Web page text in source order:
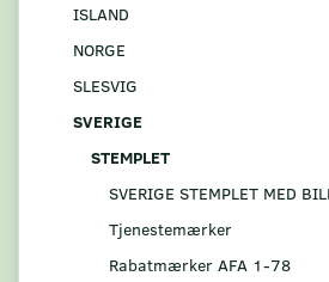
ISLAND
NORGE
SLESVIG
SVERIGE
STEMPLET
SVERIGE STEMPLET MED
Tjenestemærker
Rabatmærker AFA 1-78